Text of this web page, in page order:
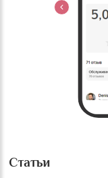
Статьи